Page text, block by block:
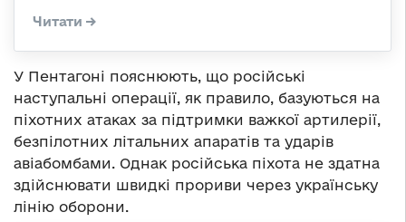
У Пентагоні пояснюють, що російські
наступальні операції, як правило, базуються на
піхотних атаках за підтримки важкої артилерії,
безпілотних літальних апаратів та ударів
авіабомбами. Однак російська піхота не здатна
здійснювати швидкі прориви через українську
лінію оборони.